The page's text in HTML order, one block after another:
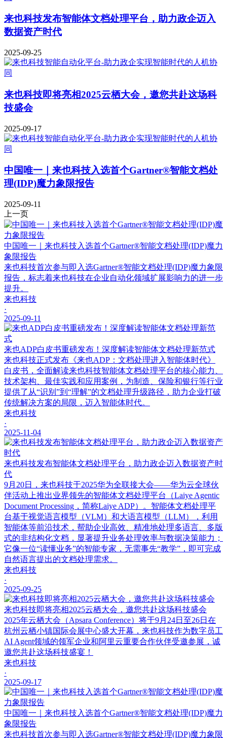
来也科技发布智能体文档处理平台，助力政企迈入
数据资产时代
2025-09-25
来也科技即将亮相2025云栖大会，邀您共赴这场科
技盛会
2025-09-17
中国唯一｜来也科技入选首个Gartner®智能文档处
理(IDP)魔力象限报告
2025-09-11
上一页
中国唯一｜来也科技入选首个Gartner®智能文档处理(IDP)魔力
象限报告
来也科技首次参与即入选Gartner®智能文档处理(IDP)魔力象限
报告，标志着来也科技在企业自动化领域扩展影响力的进一步
提升。
来也科技
·
2025-09-11
来也ADP白皮书重磅发布！深度解读智能体文档处理新范式
来也科技正式发布《来也ADP：文档处理进入智能体时代》
白皮书，全面解读来也科技智能体文档处理平台的核心能力、
技术架构、最佳实践和应用案例，为制造、保险和银行等行业
提供了从“识别”到“理解”的文档处理升级路径，助力企业打破
传统解决方案的局限，迈入智能体时代。
来也科技
·
2025-11-04
来也科技发布智能体文档处理平台，助力政企迈入数据资产时
代
9月20日，来也科技于2025华为全联接大会——华为云全球伙
伴活动上推出业界领先的智能体文档处理平台（Laiye Agentic
Document Processing，简称Laiye ADP）。智能体文档处理平
台基于视觉语言模型（VLM）和大语言模型（LLM），利用
智能体等前沿技术，帮助企业高效、精准地处理多语言、多版
式的非结构化文档，显著提升业务处理效率与数据决策能力；
它像一位“读懂业务”的智能专家，无需事先“教学”，即可完成
自然语言提出的文档处理需求。
来也科技
·
2025-09-25
来也科技即将亮相2025云栖大会，邀您共赴这场科技盛会
2025年云栖大会（Apsara Conference）将于9月24日至26日在
杭州云栖小镇国际会展中心盛大开幕，来也科技作为数字员工
AI Agent领域的领军企业和阿里云重要合作伙伴受邀参展，诚
邀您共赴这场科技盛宴！
来也科技
·
2025-09-17
中国唯一｜来也科技入选首个Gartner®智能文档处理(IDP)魔力
象限报告
来也科技首次参与即入选Gartner®智能文档处理(IDP)魔力象限